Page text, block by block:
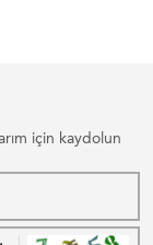
için kaydolun